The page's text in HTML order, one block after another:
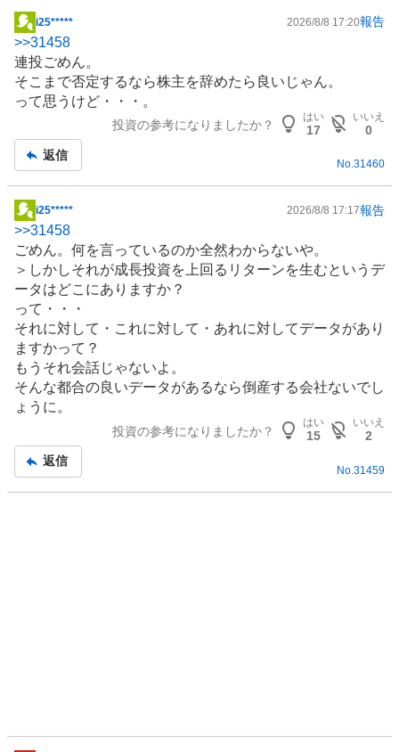
た
い
0
%
、
強
売
り
た
い
5
8
掲
示
板
記
事
i25***** 2026/8/8 17:20報告
>>31458
連投ごめん。
そこまで否定するなら株主を辞めたら良いじゃん。
って思うけど・・・。
投資の参考になりましたか？
はい
17
いいえ
0
返信
No.31460
掲
示
板
記
i25***** 2026/8/8 17:17報告
>>31458
ごめん。何を言っているのか全然わからないや。
＞しかしそれが成長投資を上回るリターンを生むというデ
ータはどこにありますか？
って・・・
それに対して・これに対して・あれに対してデータがあり
ますかって？
もうそれ会話じゃないよ。
そんな都合の良いデータがあるなら倒産する会社ないでし
ょうに。
投資の参考になりましたか？
はい
15
いいえ
2
返信
No. 31459